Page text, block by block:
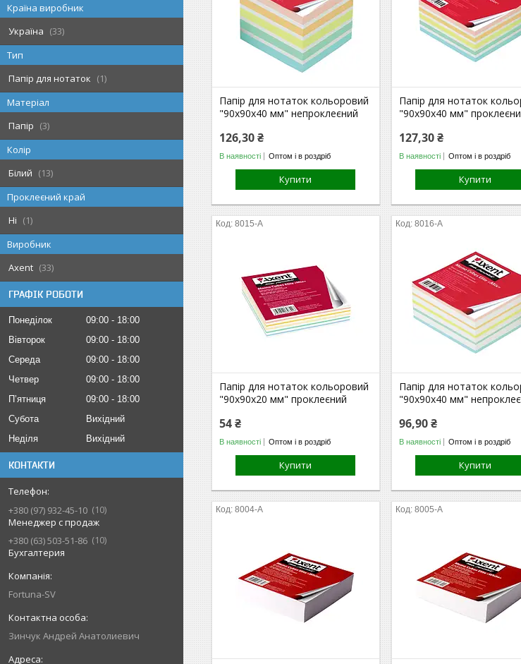
Країна виробник
Україна
33
Тип
Папір для нотаток
1
Матеріал
Папір
3
Колір
Білий
13
Проклеєний край
Ні
1
Виробник
Axent
33
ГРАФІК РОБОТИ
Понеділок 09:00
18:00
Вівторок
09:00
18:00
Середа
09:00
18:00
Четвер
09:00
18:00
Пʼятниця
09:00
18:00
Субота
Вихідний
Неділя
Вихідний
КОНТАКТИ
+380 (97) 932-45-10
10
Менеджер с продаж
+380 (63) 503-51-86
10
Бухгалтерия
Fortuna-SV
Зинчук Андрей Анатолиевич
Папір для нотаток кольоровий
"90х90х40 мм" непроклеєний
126,30 ₴
В наявності Оптом і в роздріб
Купити
Папір для нотаток
"90х90х40 мм"
127,30 ₴
В наявності Оптом і в роздріб
Купити
8015-A
Папір для нотаток кольоровий
"90х90х20 мм" проклеєний
54 ₴
В наявності Оптом і в роздріб
Купити
8016-A
Папір для нотаток
"90х90х40 мм"
96,90 ₴
В наявності Оптом і в роздріб
Купити
8004-A 8005-A